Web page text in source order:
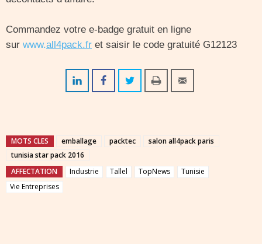
Commandez votre e-badge gratuit en ligne
sur www.all4pack.fr et saisir le code gratuité G12123
MOTS CLES emballage packtec
salon all4pack paris
tunisia star pack 2016
AFFECTATION
Industrie Tallel TopNews
Tunisie
Vie Entreprises